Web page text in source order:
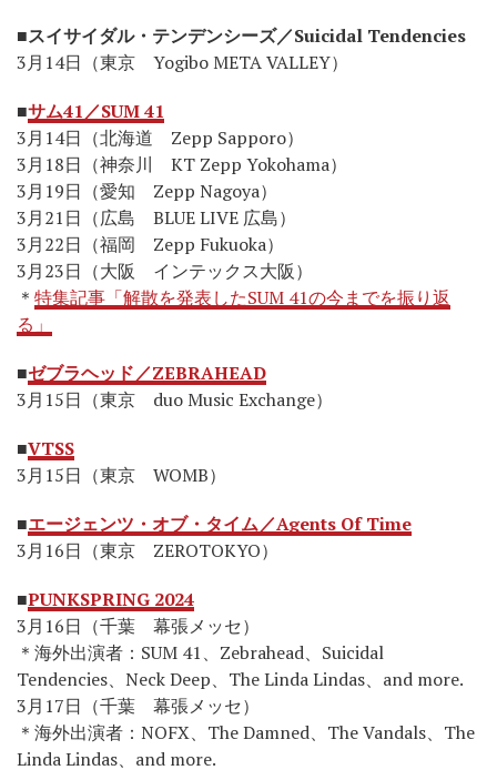
■スイサイダル・テンデンシーズ／Suicidal Tendencies
3月14日（東京 Yogibo META VALLEY）
■サム41／SUM 41
3月14日（北海道 Zepp Sapporo）
3月18日（神奈川 KT Zepp Yokohama）
3月19日（愛知 Zepp Nagoya）
3月21日（広島 BLUE LIVE 広島）
3月22日（福岡 Zepp Fukuoka）
3月23日（大阪 インテックス大阪）
＊ 特集記事「解散を発表したSUM 41の今までを振り返
る」
■ゼブラヘッド／ZEBRAHEAD
3月15日（東京 duo Music Exchange）
■VTSS
3月15日（東京 WOMB）
■エージェンツ・オブ・タイム／Agents Of Time
3月16日（東京 ZEROTOKYO）
■PUNKSPRING 2024
3月16日（千葉 幕張メッセ）
＊海外出演者：SUM 41、Zebrahead、Suicidal
Tendencies、Neck Deep、The Linda Lindas、and more.
3月17日（千葉 幕張メッセ）
＊海外出演者：NOFX、The Damned、The Vandals、The
Linda Lindas、and more.